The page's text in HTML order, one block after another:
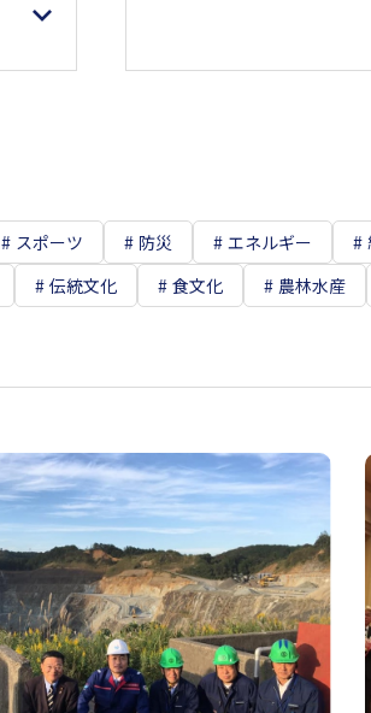
スポーツ 防災 エネルギー
伝統文化 食文化
農林水産